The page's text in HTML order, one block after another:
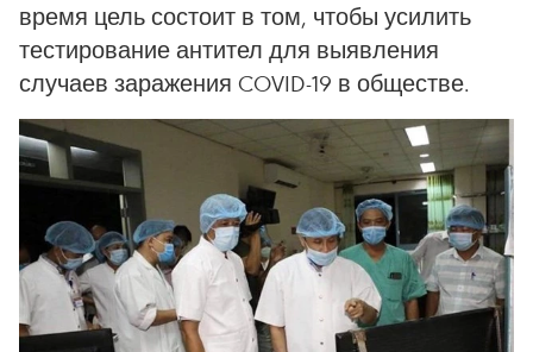
время цель состоит в том, чтобы усилить
тестирование антител для выявления
случаев заражения COVID-19 в обществе.